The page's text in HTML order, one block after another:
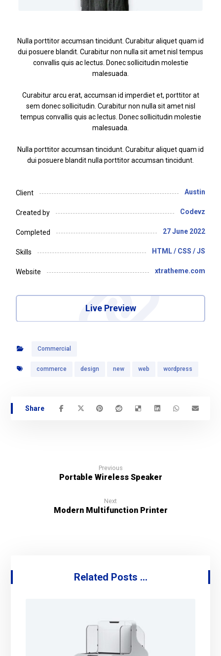
Nulla porttitor accumsan tincidunt. Curabitur aliquet quam id
dui posuere blandit. Curabitur non nulla sit amet nisl tempus
convallis quis ac lectus. Donec sollicitudin molestie
malesuada.
Curabitur arcu erat, accumsan id imperdiet et, porttitor at
sem donec sollicitudin. Curabitur non nulla sit amet nisl
tempus convallis quis ac lectus. Donec sollicitudin molestie
malesuada.
Nulla porttitor accumsan tincidunt. Curabitur aliquet quam id
dui posuere blandit nulla porttitor accumsan tincidunt.
Client Austin
Created by Codevz
Completed 27 June 2022
Skills HTML / CSS / JS
Website xtratheme.com
Live Preview
Commercial
commerce design new web wordpress
Previous
Portable Wireless Speaker
Next
Modern Multifunction Printer
Related Posts ...